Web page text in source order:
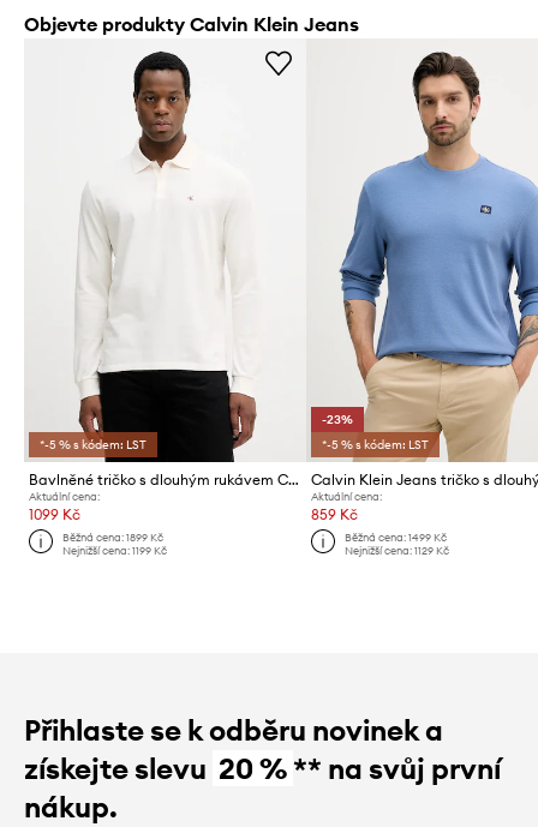
Objevte produkty Calvin Klein Jeans
*-5 % s kódem: LST
Bavlněné tričko s dlouhým rukávem Calvin Klein Jeans
Aktuální cena:
1099 Kč
Běžná cena:1899 Kč
Nejnižší cena:1199 Kč
-23%
*-5 % s kódem: LST
Aktuální cena:
859 Kč
Běžná cena: 1499 Kč
Nejnižší cena: 1129 Kč
Přihlaste se k odběru novinek a
získejte slevu 20 %** na svůj první
nákup.